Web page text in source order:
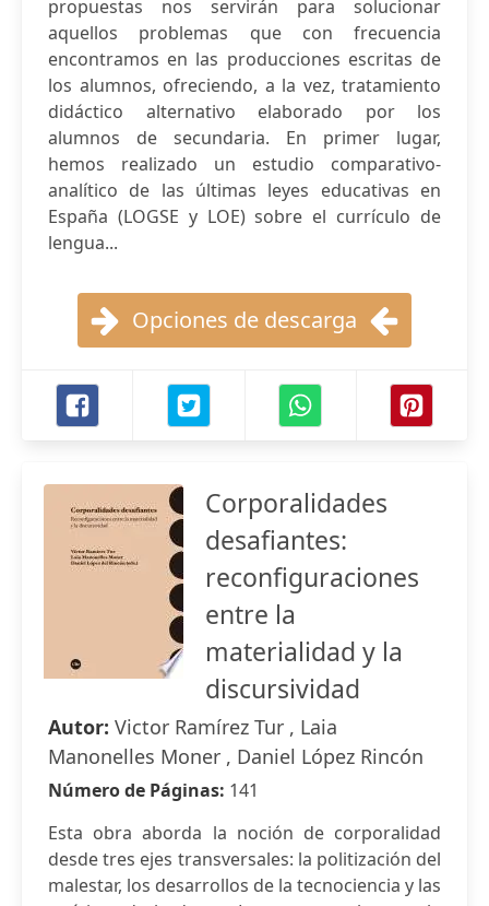
propuestas nos servirán para solucionar
aquellos problemas que con frecuencia
encontramos en las producciones escritas de
los alumnos, ofreciendo, a la vez, tratamiento
didáctico alternativo elaborado por los
alumnos de secundaria. En primer lugar,
hemos realizado un estudio comparativo-
analítico de las últimas leyes educativas en
España (LOGSE y LOE) sobre el currículo de
lengua...
Opciones de descarga
Corporalidades
desafiantes:
reconfiguraciones
entre la
materialidad y la
discursividad
Autor: Victor Ramírez Tur , Laia
Manonelles Moner , Daniel López Rincón
Número de Páginas: 141
Esta obra aborda la noción de corporalidad
desde tres ejes transversales: la politización del
malestar, los desarrollos de la tecnociencia y las